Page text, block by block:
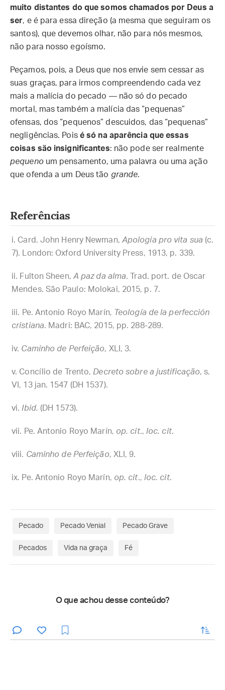
muito distantes do que somos chamados por Deus a
ser, e é para essa direção (a mesma que seguiram os
santos), que devemos olhar, não para nós mesmos,
não para nosso egoísmo.
Peçamos, pois, a Deus que nos envie sem cessar as
suas graças, para irmos compreendendo cada vez
mais a malícia do pecado — não só do pecado
mortal, mas também a malícia das “pequenas”
ofensas, dos “pequenos” descuidos, das “pequenas”
negligências. Pois é só na aparência que essas
coisas são insignificantes: não pode ser realmente
pequenoum pensamento, uma palavra ou uma ação
que ofenda a um Deus tão grande.
Referências
Card. John Henry Newman, Apologia pro vita sua (c.
7). London: Oxford University Press, 1913, p. 339.
Fulton Sheen, A paz da alma. Trad. port. de Oscar
Mendes. São Paulo: Molokai, 2015, p. 7.
Pe. Antonio Royo Marín, Teología de la perfección
cristiana. Madri: BAC, 2015, pp. 288-289.
Caminho de Perfeição, XLI, 3.
Concílio de Trento, Decreto sobre a justificação, s.
VI, 13 jan. 1547 (DH 1537).
Ibid. (DH 1573).
Pe. Antonio Royo Marín, op. cit., loc. cit.
Caminho de Perfeição, XLI, 9.
Pe. Antonio Royo Marín, op. cit., loc. cit.
Pecado Pecado Venial Pecado Grave
Pecados Vida na graça Fé
O que achou desse conteúdo?
enviar